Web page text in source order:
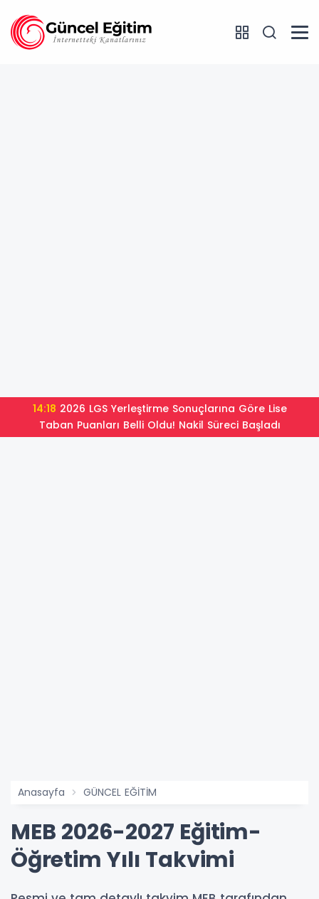
14:18
Taban Puanları Belli Oldu! Nakil Süreci Başladı
Anasayfa GÜNCEL EĞİTİM
MEB 2026-2027 Eğitim-
Öğretim Yılı Takvimi